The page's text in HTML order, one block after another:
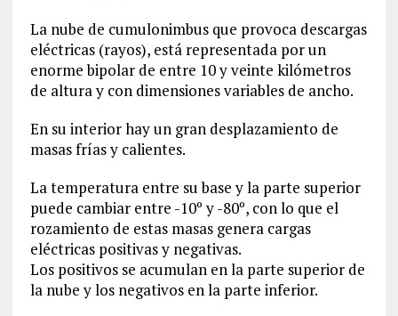
La nube de cumulonimbus que provoca descargas
eléctricas (rayos), está representada por un
enorme bipolar de entre 10 y veinte kilómetros
de altura y con dimensiones variables de ancho.
En su interior hay un gran desplazamiento de
masas frías y calientes.
La temperatura entre su base y la parte superior
puede cambiar entre -10º y -80º, con lo que el
rozamiento de estas masas genera cargas
eléctricas positivas y negativas.
Los positivos se acumulan en la parte superior de
la nube y los negativos en la parte inferior.